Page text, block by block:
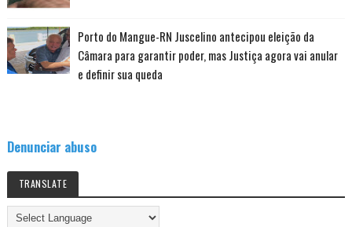
Porto do Mangue-RN Juscelino antecipou eleição da
Câmara para garantir poder, mas Justiça agora vai anular
e definir sua queda
Denunciar abuso
TRANSLATE